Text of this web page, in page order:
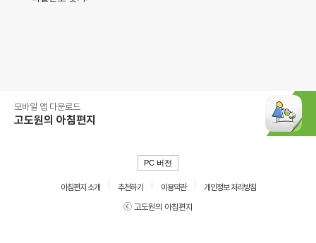
모바일 앱 다운로드
고도원의 아침편지
PC 버전
아침편지 소개 추천하기 이용약관
개인정보 처리방침
ⓒ 고도원의 아침편지